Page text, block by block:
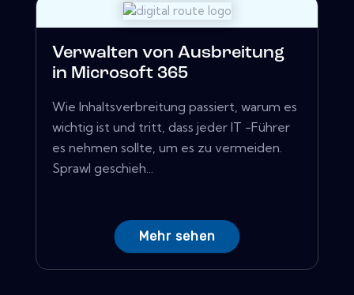
Verwalten von Ausbreitung
in Microsoft 365
Wie Inhaltsverbreitung passiert, warum es
wichtig ist und tritt, dass jeder IT -Führer
es nehmen sollte, um es zu vermeiden.
Sprawl geschieh...
Mehr sehen